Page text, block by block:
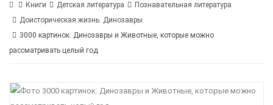
Книги Детская литература
Познавательная литература
Доисторическая жизнь. Динозавры
3000 картинок. Динозавры и Животные, которые можно
рассматривать целый год